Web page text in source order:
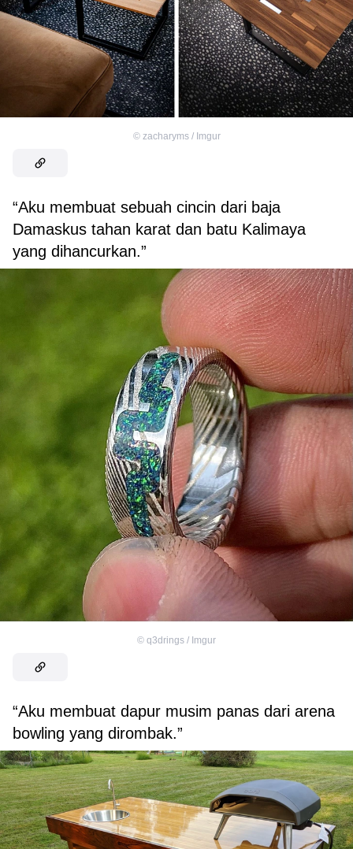
© zacharyms / Imgur
“Aku membuat sebuah cincin dari baja
Damaskus tahan karat dan batu Kalimaya
yang dihancurkan.”
© q3drings / Imgur
“Aku membuat dapur musim panas dari arena
bowling yang dirombak.”